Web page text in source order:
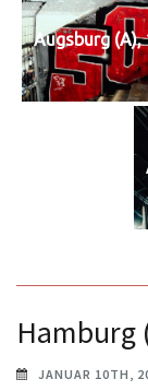
Augsburg (A),
Hamburg
JANUAR 10TH,